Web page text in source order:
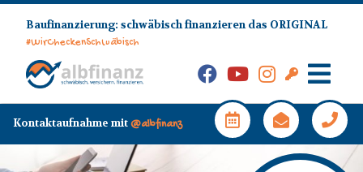
content
Baufinanzierung: schwäbisch finanzieren das ORIGINAL
#WirCheckenSchwäbisch
FacebookYouTubeInstagram
Kunden-
Kontaktaufnahme mit @albfinanz